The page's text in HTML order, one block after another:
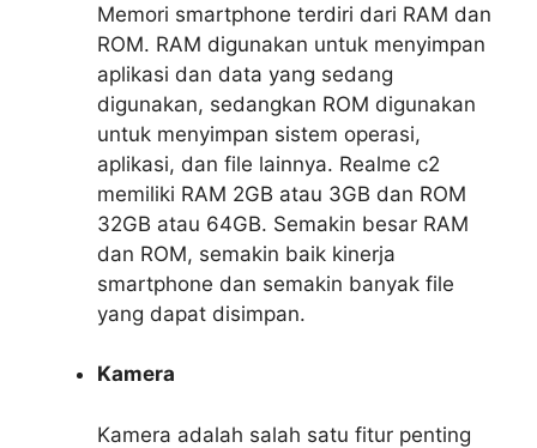
Memori smartphone terdiri dari RAM dan
ROM. RAM digunakan untuk menyimpan
aplikasi dan data yang sedang
digunakan, sedangkan ROM digunakan
untuk menyimpan sistem operasi,
aplikasi, dan file lainnya. Realme c2
memiliki RAM 2GB atau 3GB dan ROM
32GB atau 64GB. Semakin besar RAM
dan ROM, semakin baik kinerja
smartphone dan semakin banyak file
yang dapat disimpan.
Kamera
Kamera adalah salah satu fitur penting